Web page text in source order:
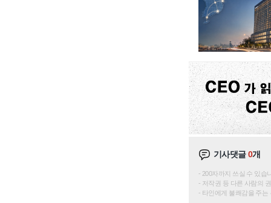
기사댓글0개
200자까지 쓰실 수 있습
저작권 등 다른 사람의
타인에게 불쾌감을 주는